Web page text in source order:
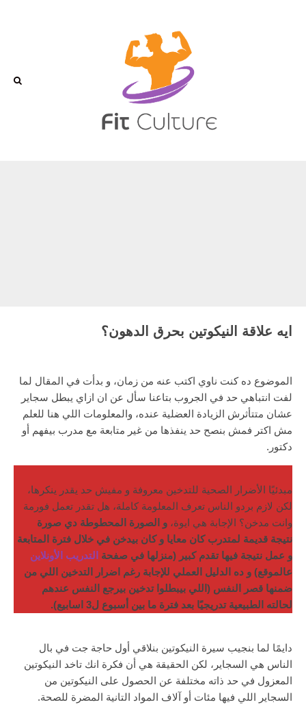
ايه علاقة النيكوتين بحرق الدهون؟
الموضوع ده كنت ناوي اكتب عنه من زمان، و بدأت في المقال لما
لفت انتباهي حد في الجروب بتاعنا سأل عن ان ازاي يبطل سجاير
عشان متتأثرش الزيادة العضلية عنده، والمعلومات اللي هنا للعلم
مش اكتر فمش بنصح حد ينفذها من غير متابعة مع مدرب بيفهم أو
دكتور.
مبدئيًا الأضرار الصحية للتدخين معروفة و مفيش حد يقدر ينكرها،
لكن لازم بردو الناس تعرف المعلومة كاملة، هل تقدر تعمل فورمة
وانت مدخن؟ الإجابة هي ايوة، و الصورة المحطوطة دي صورة
نتيجة قديمة لمتدرب كان معايا و كان بيدخن في خلال فترة المتابعة
و عمل نتيجة فيها تقدم كبير (منزلها في صفحة التدريب الأونلاين
عالموقع) و ده الدليل العملي للإجابة رغم اضرار التدخين اللي من
ضمنها قصر النفس (اللي بيبطلوا تدخين بيرجع النفس عندهم
لحالته الطبيعية تدريجيًا بعد فترة ما بين أسبوع ل3 اسابيع).
دايمًا لما بنجيب سيرة النيكوتين بنلاقي أول حاجة جت في بال
الناس هي السجاير، لكن الحقيقة هي أن فكرة انك تاخد النيكوتين
المعزول في حد ذاته مختلفة عن الحصول على النيكوتين من
السجاير اللي فيها مئات أو آلاف المواد التانية المضرة للصحة.